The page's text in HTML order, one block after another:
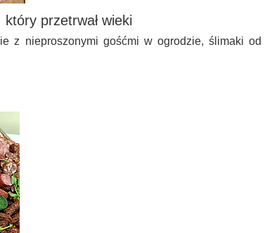
przetrwał wieki
z nieproszonymi gośćmi w ogrodzie, ślimaki od